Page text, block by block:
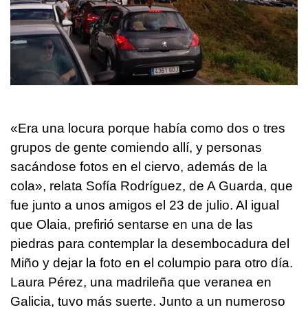
«Era una locura porque había como dos o tres
grupos de gente comiendo allí, y personas
sacándose fotos en el ciervo, además de la
cola», relata Sofía Rodríguez, de A Guarda, que
fue junto a unos amigos el 23 de julio. Al igual
que Olaia, prefirió sentarse en una de las
piedras para contemplar la desembocadura del
Miño y dejar la foto en el columpio para otro día.
Laura Pérez, una madrileña que veranea en
Galicia, tuvo más suerte. Junto a un numeroso